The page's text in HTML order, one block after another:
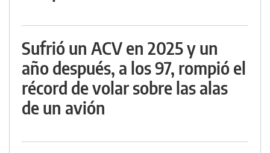
Sufrió un ACV en 2025 y un
año después, a los 97, rompió el
récord de volar sobre las alas
de un avión